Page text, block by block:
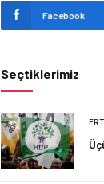
Facebook
Seçtiklerimiz